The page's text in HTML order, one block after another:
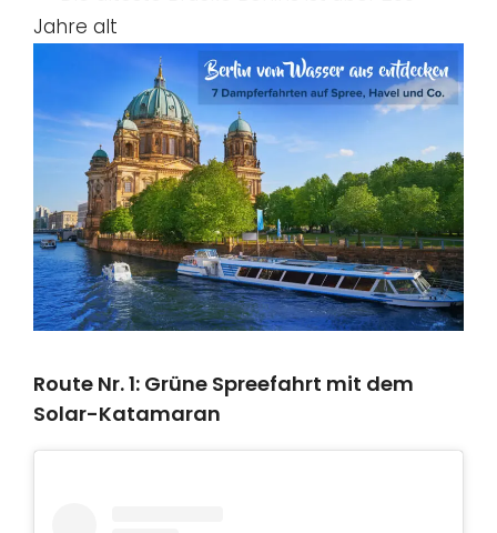
Jahre alt
Route Nr. 1: Grüne Spreefahrt mit dem
Solar-Katamaran